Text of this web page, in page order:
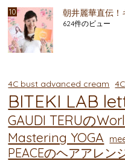
朝井麗華直伝！
624件のビュー
4C bust advanced cream
BITEKI LAB
GAUDI TERUの
Mastering YOGA
PEACEのヘアアレン